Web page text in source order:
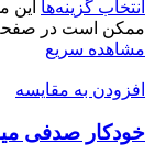
انتخاب گزینه‌ها این
ممکن است در
مشاهده سریع
افزودن به مقایسه
خودکار صدفی